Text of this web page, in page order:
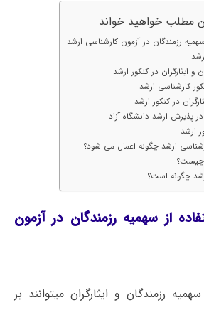
مطلب خواهید خواند
رزﻣﻨﺪﮔﺎن در آزمون کارشناسی ارشد
و ایثارگران در کنکور ارشد
کارشناسی ارشد
در کنکور ارشد
در پذیرش ارشد دانشگاه آزاد
ارشد
ارشد چگونه اعمال می شود؟
چیست؟
چگونه است؟
از ﺳﻬﻤﻴﻪ رزﻣﻨﺪﮔﺎن در آزمون
رزمندگان و ایثارگران میتوانند بر